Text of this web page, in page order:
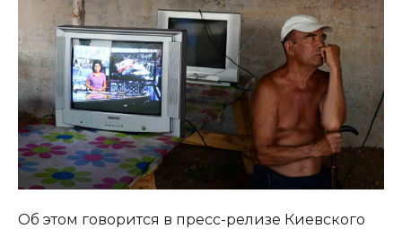
Об этом говорится в пресс-релизе Киевского